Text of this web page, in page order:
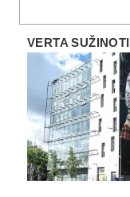
VERTA SUŽINOTI